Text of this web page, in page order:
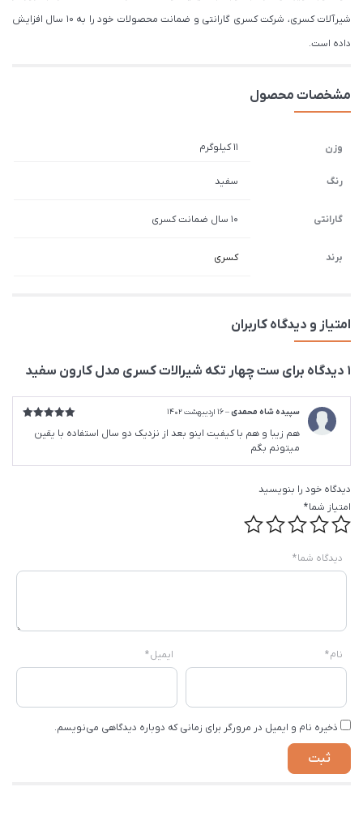
شیرآلات کسری، شرکت کسری گارانتی و ضمانت محصولات خود را به 10 سال افزایش
داده است.
مشخصات محصول
وزن 11 کیلوگرم
رنگ سفید
گارانتی 10 سال ضمانت کسری
برند کسری
امتیاز و دیدگاه کاربران
1 دیدگاه برای ست چهار تکه شیرالات کسری مدل کارون سفید
5
سپیده شاه محمدی–16 اردیبهشت 1402
هم زیبا و هم با کیفیت اینو بعد از نزدیک دو سال استفاده با یقین
میتونم بگم
دیدگاه خود را بنویسید
امتیاز شما*
دیدگاه شما*
نام* ایمیل*
ذخیره نام و ایمیل در مرورگر برای زمانی که دوباره دیدگاهی می‌نویسم.